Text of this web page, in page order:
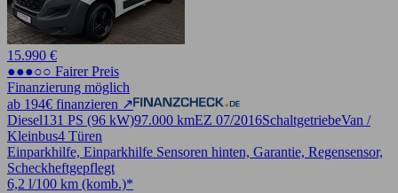
15.990 €
●●●○○ Fairer Preis
Finanzierung möglich
ab 194€ finanzieren ↗
Diesel131 PS (96 kW)97.000 kmEZ 07/2016SchaltgetriebeVan /
Kleinbus4 Türen
Einparkhilfe, Einparkhilfe Sensoren hinten, Garantie, Regensensor,
Scheckheftgepflegt
6,2 l/100 km (komb.)*